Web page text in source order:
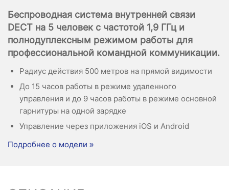
Беспроводная система внутренней связи
DECT на 5 человек с частотой 1,9 ГГц и
полнодуплексным режимом работы для
профессиональной командной коммуникации.
Радиус действия 500 метров на прямой видимости
До 15 часов работы в режиме удаленного
управления и до 9 часов работы в режиме основной
гарнитуры на одной зарядке
Управление через приложения iOS и Android
Подробнее о модели »